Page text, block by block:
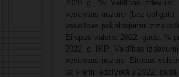
2020. g., %; Valdības izdevumi
veselības nozarei (bez obligāto
veselības pakalpojumu
Eiropas valstīs 2022. gadā, %
2022. g. IKP; Valdības izdevumi
veselības nozarei Eiropas
uz vienu iedzīvotāju 2022. gadā